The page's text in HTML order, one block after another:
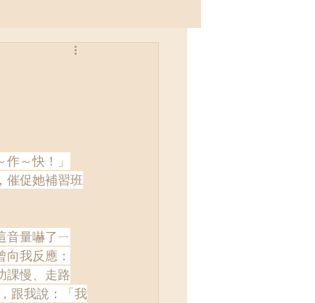
～快！」
催促她補習班
音量嚇了ㄧ
我反應：
課慢、走路
跟我說：「我